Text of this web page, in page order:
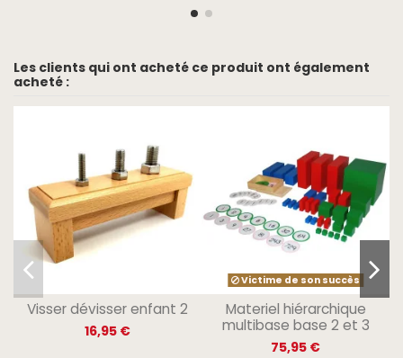
Les clients qui ont acheté ce produit ont également
acheté :
Visser dévisser enfant 2
16,95 €
Victime de son succès
Materiel hiérarchique
multibase base 2 et 3
75,95 €